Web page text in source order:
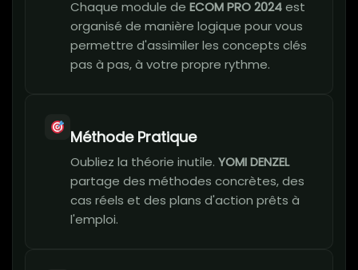
Chaque module de ECOM PRO 2024est
organisé de manière logique pour vous
permettre d'assimiler les concepts clés
pas à pas, à votre propre rythme.
Méthode Pratique
Oubliez la théorie inutile. YOMI DENZEL
partage des méthodes concrètes, des
cas réels et des plans d'action prêts à
l'emploi.